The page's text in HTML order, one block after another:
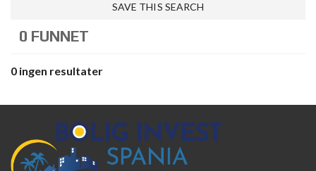
SAVE THIS SEARCH
0 FUNNET
0 ingen resultater